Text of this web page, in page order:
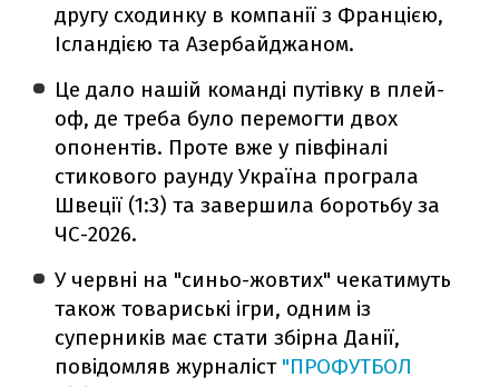
другу сходинку в компанії з Францією,
Ісландією та Азербайджаном.
Це дало нашій команді путівку в плей-
оф, де треба було перемогти двох
опонентів. Проте вже у півфіналі
стикового раунду Україна програла
Швеції (1:3) та завершила боротьбу за
ЧС-2026.
У червні на "синьо-жовтих" чекатимуть
також товариські ігри, одним із
суперників має стати збірна Данії,
повідомляв журналіст "ПРОФУТБОЛ